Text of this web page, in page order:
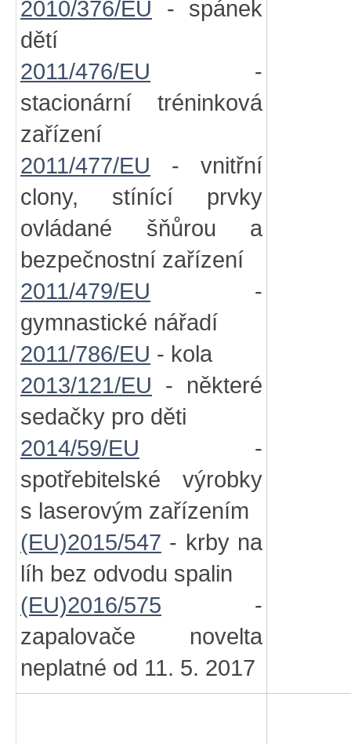
2010/376/EU - spánek
dětí
2011/476/EU -
stacionární tréninková
zařízení
2011/477/EU - vnitřní
clony, stínící prvky
ovládané šňůrou a
bezpečnostní zařízení
2011/479/EU -
gymnastické nářadí
2011/786/EU - kola
2013/121/EU - některé
sedačky pro děti
2014/59/EU -
spotřebitelské výrobky
s laserovým zařízením
(EU)2015/547 - krby na
líh bez odvodu spalin
(EU)2016/575 -
zapalovače novelta
neplatné od 11. 5. 2017